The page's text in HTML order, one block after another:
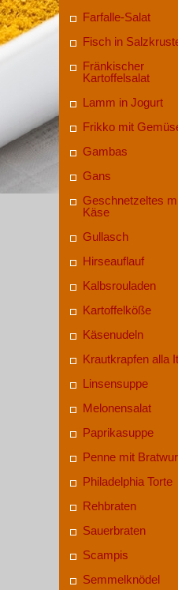
Farfalle-Salat
Fisch in
Fränkischer
Kartoffelsalat
Lamm in Jogurt
Frikko mit
Gambas
Gans
Geschnetzeltes
Käse
Gullasch
Hirseauflauf
Kalbsrouladen
Kartoffelköße
Käsenudeln
Krautkrapfen alla
Linsensuppe
Melonensalat
Paprikasuppe
Penne mit
Philadelphia Torte
Rehbraten
Sauerbraten
Scampis
Semmelknödel